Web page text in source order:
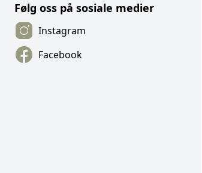
Følg oss på sosiale medier
Instagram
Facebook